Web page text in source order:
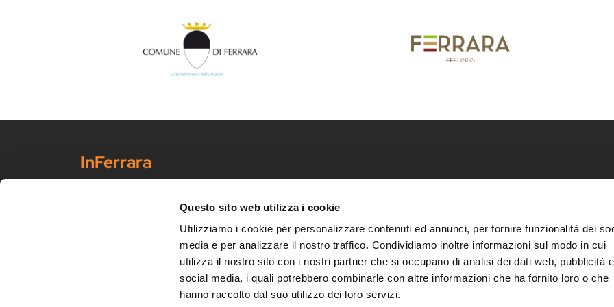
Questo sito web utilizza i cookie
Utilizziamo i cookie per personalizzare contenuti ed annunci, per fornire funzionalità dei
media e per analizzare il nostro traffico. Condividiamo inoltre informazioni sul modo in cui
utilizza il nostro sito con i nostri partner che si occupano di analisi dei dati web, pubblicità e
social media, i quali potrebbero combinarle con altre informazioni che ha fornito loro o che
hanno raccolto dal suo utilizzo dei loro servizi.
InFerrara
Portale ufficiale di promo-commercializzazione turistica della città di Ferrara
Scarica guide e mappe
Informazioni utili
Segnalazioni di accessibilità